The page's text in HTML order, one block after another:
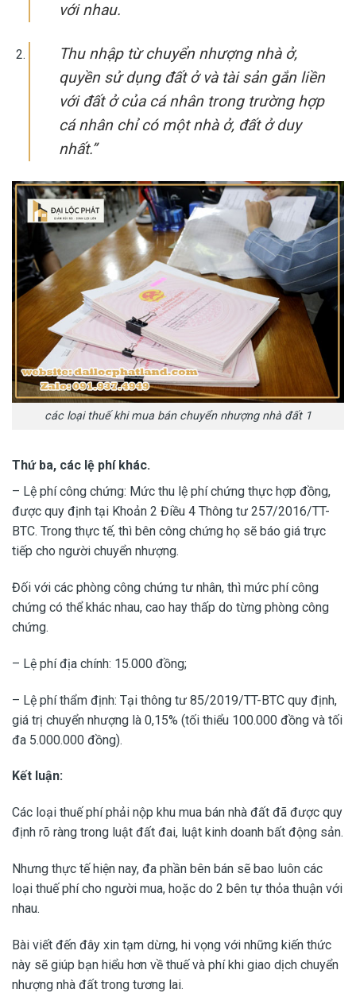
với nhau.
Thu nhập từ chuyển nhượng nhà ở,
quyền sử dụng đất ở và tài sản gắn liền
với đất ở của cá nhân trong trường hợp
cá nhân chỉ có một nhà ở, đất ở duy
nhất.”
các loại thuế khi mua bán chuyển nhượng nhà đất 1
Thứ ba, các lệ phí khác.
– Lệ phí công chứng: Mức thu lệ phí chứng thực hợp đồng,
được quy định tại Khoản 2 Điều 4 Thông tư 257/2016/TT-
BTC. Trong thực tế, thì bên công chứng họ sẽ báo giá trực
tiếp cho người chuyển nhượng.
Đối với các phòng công chứng tư nhân, thì mức phí công
chứng có thể khác nhau, cao hay thấp do từng phòng công
chứng.
– Lệ phí địa chính: 15.000 đồng;
– Lệ phí thẩm định: Tại thông tư 85/2019/TT-BTC quy định,
giá trị chuyển nhượng là 0,15% (tối thiểu 100.000 đồng và tối
đa 5.000.000 đồng).
Kết luận:
Các loại thuế phí phải nộp khu mua bán nhà đất đã được quy
định rõ ràng trong luật đất đai, luật kinh doanh bất động sản.
Nhưng thực tế hiện nay, đa phần bên bán sẽ bao luôn các
loại thuế phí cho người mua, hoặc do 2 bên tự thỏa thuận với
nhau.
Bài viết đến đây xin tạm dừng, hi vọng với những kiến thức
này sẽ giúp bạn hiểu hơn về thuế và phí khi giao dịch chuyển
nhượng nhà đất trong tương lai.